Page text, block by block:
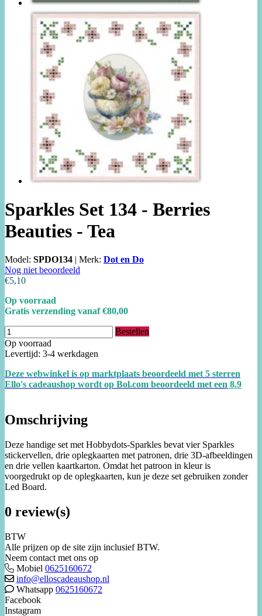
Sparkles Set 134 - Berries
Beauties - Tea
Model: SPDO134 | Merk: Dot en Do
Nog niet beoordeeld
€5,10
Op voorraad
Gratis verzending vanaf €80,00
Bestellen
Op voorraad
Levertijd: 3-4 werkdagen
Deze webwinkel is op marktplaats beoordeeld met 5 sterren
Ello's cadeaushop wordt op Bol.com beoordeeld met een 8.9
Omschrijving
Deze handige set met Hobbydots-Sparkles bevat vier Sparkles
stickervellen, drie oplegkaarten met patronen, drie 3D-afbeeldingen
en drie vellen kaartkarton. Omdat het patroon in kleur is
voorgedrukt op de oplegkaarten, kun je deze set gebruiken zonder
Led Board.
0 review(s)
BTW
Alle prijzen op de site zijn inclusief BTW.
Neem contact met ons op
Mobiel 0625160672
info@elloscadeaushop.nl
Whatsapp 0625160672
Facebook
Instagram